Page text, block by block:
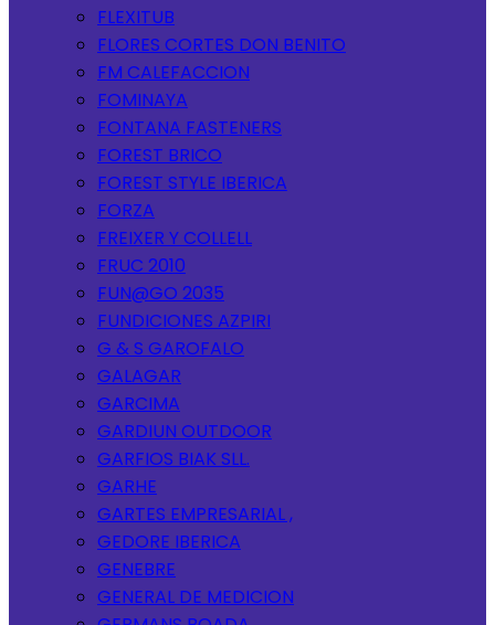
FLEXITUB
FLORES CORTES DON BENITO
FM CALEFACCION
FOMINAYA
FONTANA FASTENERS
FOREST BRICO
FOREST STYLE IBERICA
FORZA
FREIXER Y COLLELL
FRUC 2010
FUN@GO 2035
FUNDICIONES AZPIRI
G & S GAROFALO
GALAGAR
GARCIMA
GARDIUN OUTDOOR
GARFIOS BIAK SLL.
GARHE
GARTES EMPRESARIAL ,
GEDORE IBERICA
GENEBRE
GENERAL DE MEDICION